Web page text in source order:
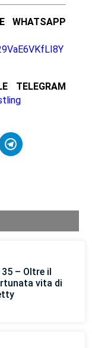
WHATSAPP
TELEGRAM
– Oltre il
vita di